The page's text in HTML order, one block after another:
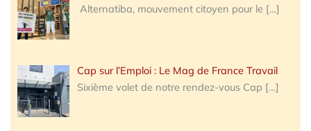
Alternatiba, mouvement citoyen pour le […]
Cap sur l’Emploi : Le Mag de France Travail
Sixième volet de notre rendez-vous Cap […]